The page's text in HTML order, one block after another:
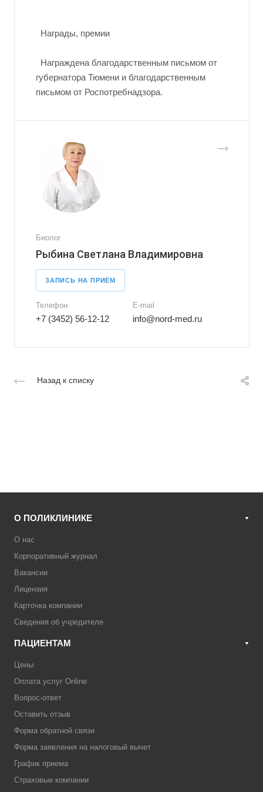
Награды, премии
Награждена благодарственным письмом от
губернатора Тюмени и благодарственным
письмом от Роспотребнадзора.
Биолог
Рыбина Светлана Владимировна
ЗАПИСЬ НА ПРИЁМ
Телефон
+7 (3452) 56-12-12
E-mail
info@nord-med.ru
Назад к списку
О ПОЛИКЛИНИКЕ
О нас
Корпоративный журнал
Вакансии
Лицензия
Карточка компании
Сведения об учредителе
ПАЦИЕНТАМ
Цены
Оплата услуг Online
Вопрос-ответ
Оставить отзыв
Форма обратной связи
Форма заявления на налоговый вычет
График приема
Страховые компании